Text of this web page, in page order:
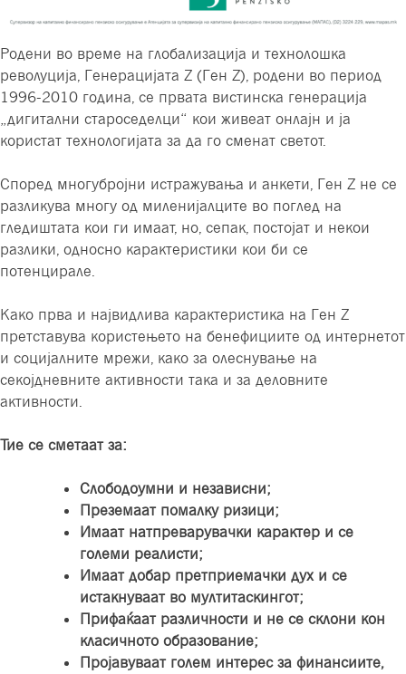
Родени во време на глобализација и технолошка
револуција, Генерацијата Z (Ген Z), родени во период
1996-2010 година, се првата вистинска генерација
„дигитални староседелци“ кои живеат онлајн и ја
користат технологијата за да го сменат светот.
Според многубројни истражувања и анкети, Ген Z не се
разликува многу од миленијалците во поглед на
гледиштата кои ги имаат, но, сепак, постојат и некои
разлики, односно карактеристики кои би се
потенцирале.
Како прва и највидлива карактеристика на Ген Z
претставува користењето на бенефициите од интернетот
и социјалните мрежи, како за олеснување на
секојдневните активности така и за деловните
активности.
Тие се сметаат за:
Слободоумни и независни;
Преземаат помалку ризици;
Имаат натпреварувачки карактер и се
големи реалисти;
Имаат добар претприемачки дух и се
истакнуваат во мултитаскингот;
Прифаќаат различности и не се склони кон
класичното образование;
Пројавуваат голем интерес за финансиите,